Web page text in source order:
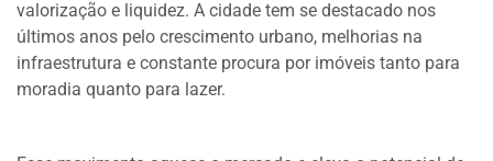
valorização e liquidez. A cidade tem se destacado nos
últimos anos pelo crescimento urbano, melhorias na
infraestrutura e constante procura por imóveis tanto para
moradia quanto para lazer.